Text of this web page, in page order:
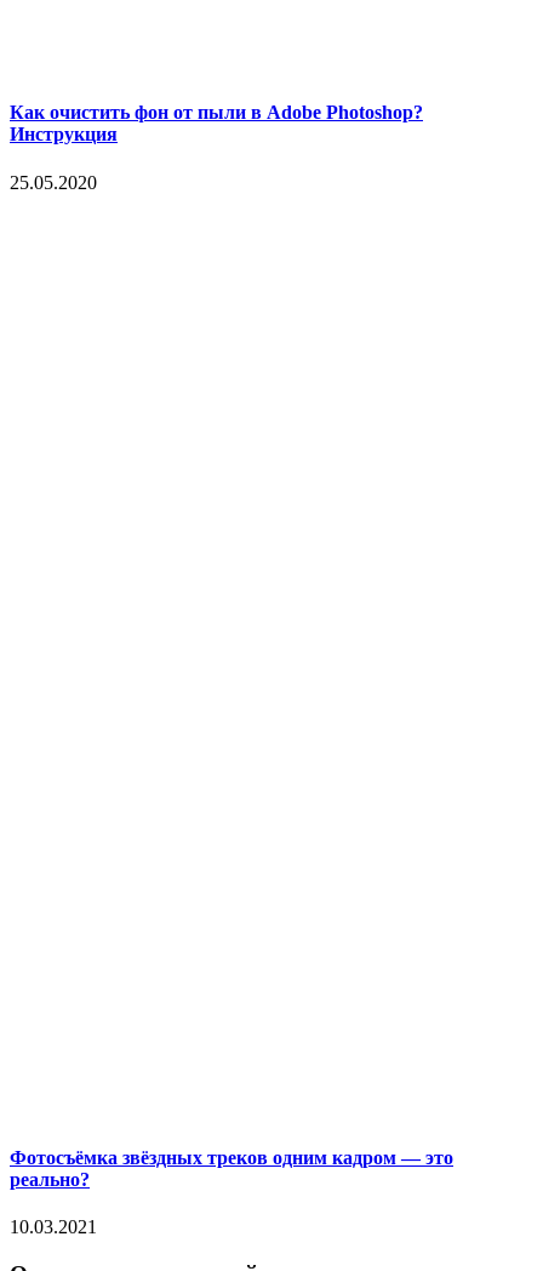
Как очистить фон от пыли в Adobe Photoshop?
Инструкция
25.05.2020
Фотосъёмка звёздных треков одним кадром — это
реально?
10.03.2021